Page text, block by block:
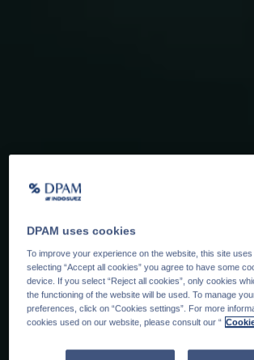
DPAM uses cookies
To improve your experience on the website, this site
selecting “Accept all cookies” you agree to have some
device. If you select “Reject all cookies”, only cookies
the functioning of the website will be used. To manage
preferences, click on “Cookies settings”. For more
cookies used on our website, please consult our “